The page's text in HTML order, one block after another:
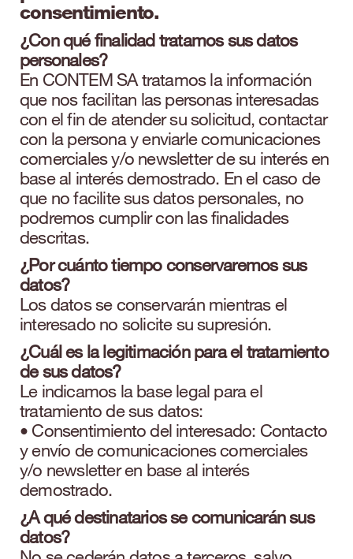
consentimiento.
¿Con qué finalidad tratamos sus datos
personales?
En CONTEM SA tratamos la información
que nos facilitan las personas interesadas
con el fin de atender su solicitud, contactar
con la persona y enviarle comunicaciones
comerciales y/o newsletter de su interés en
base al interés demostrado. En el caso de
que no facilite sus datos personales, no
podremos cumplir con las finalidades
descritas.
¿Por cuánto tiempo conservaremos sus
datos?
Los datos se conservarán mientras el
interesado no solicite su supresión.
¿Cuál es la legitimación para el tratamiento
de sus datos?
Le indicamos la base legal para el
tratamiento de sus datos:
• Consentimiento del interesado: Contacto
y envío de comunicaciones comerciales
y/o newsletter en base al interés
demostrado.
¿A qué destinatarios se comunicarán sus
datos?